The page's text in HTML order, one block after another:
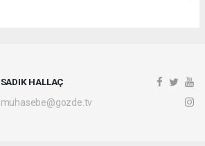
SADIK HALLAÇ
muhasebe@gozde.tv